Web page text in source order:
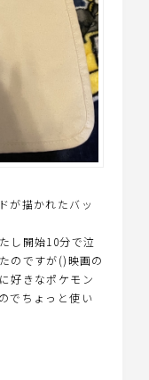
が描かれたバッ
し開始10分で泣
のですが()映画の
好きなポケモン
でちょっと使い